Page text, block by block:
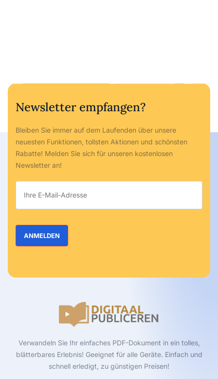
Newsletter empfangen?
Bleiben Sie immer auf dem Laufenden über unsere
neuesten Funktionen, tollsten Aktionen und schönsten
Rabatte! Melden Sie sich für unseren kostenlosen
Newsletter an!
Verwandeln Sie Ihr einfaches PDF-Dokument in ein tolles,
blätterbares Erlebnis! Geeignet für alle Geräte. Einfach und
schnell erledigt, zu günstigen Preisen!